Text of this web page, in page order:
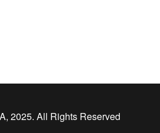
2025. All Rights Reserved